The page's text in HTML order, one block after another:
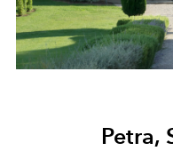
Petra,